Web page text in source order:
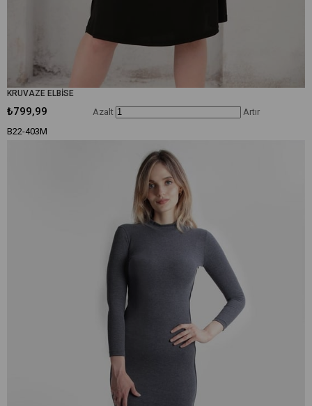
KRUVAZE ELBİSE
₺799,99
B22-403M
Azalt Artır